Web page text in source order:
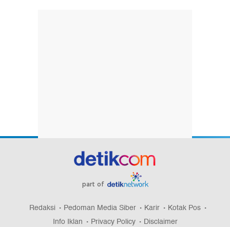
part of
Redaksi Pedoman Media Siber Karir
Kotak Pos
Info Iklan
Privacy Policy Disclaimer